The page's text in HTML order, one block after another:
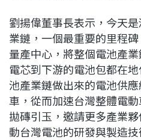
劉揚偉董事長表示，今天
業鏈，一個最重要的里程
量產中心，將整個電池產
電芯到下游的電池包都在
池產業鏈做出來的電池供
車，從而加速台灣整體電
拋磚引玉，邀請更多產業
動台灣電池的研發與製造